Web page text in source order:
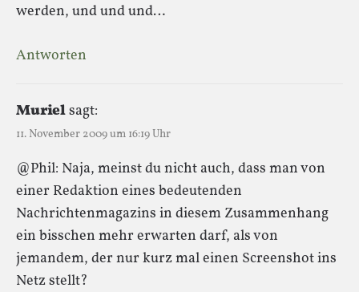
werden, und und und…
Antworten
Murielsagt:
11. November 2009 um 16:19 Uhr
@Phil: Naja, meinst du nicht auch, dass man von
einer Redaktion eines bedeutenden
Nachrichtenmagazins in diesem Zusammenhang
ein bisschen mehr erwarten darf, als von
jemandem, der nur kurz mal einen Screenshot ins
Netz stellt?